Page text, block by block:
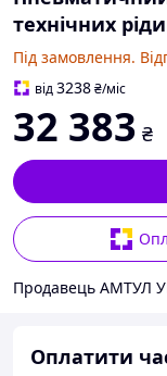
технічних
Під замовлення.
від3238₴/міс
32 383 ₴
Продавець АМТУЛ
Оплатити